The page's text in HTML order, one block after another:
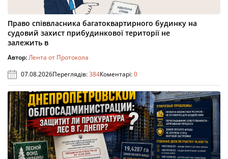
Право співвласника багатоквартирного будинку на
судовий захист прибудинкової території не
залежить в
Автор:Лента от Протокола
07.08.2026Переглядів:384Коментарі:0